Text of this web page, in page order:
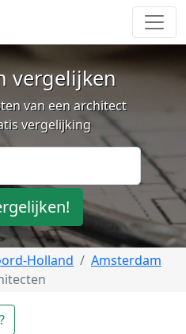
vergelijken
van een architect
vergelijking
Holland
Amsterdam